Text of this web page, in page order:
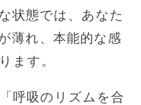
状態では、あなた
薄れ、本能的な感
ます。
呼吸のリズムを合